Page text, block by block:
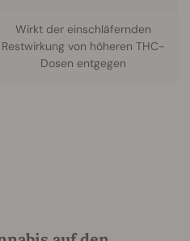
Wirkt der einschläfernden
Restwirkung von höheren THC-
Dosen entgegen